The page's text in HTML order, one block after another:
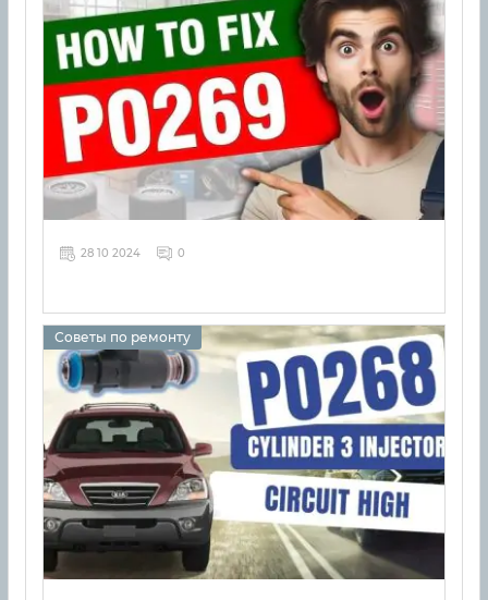
28 10 2024 0
Советы по ремонту